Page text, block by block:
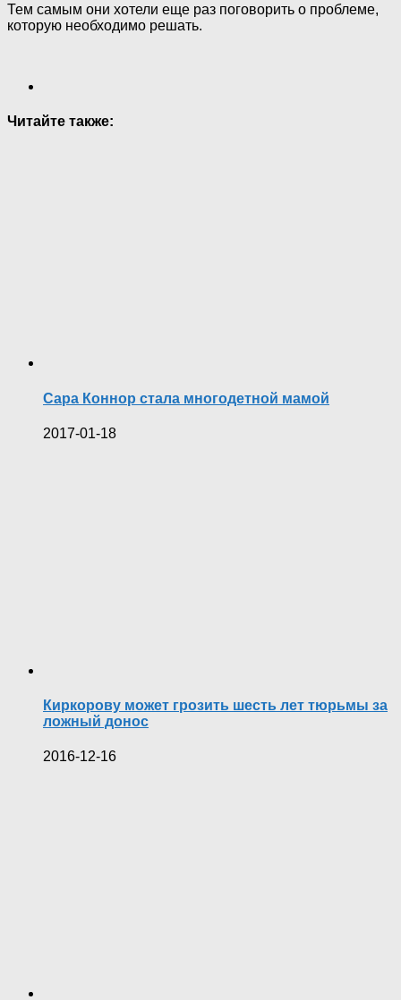
Тем самым они хотели еще раз поговорить о проблеме,
которую необходимо решать.
Читайте также:
Сара Коннор стала многодетной мамой
2017-01-18
Киркорову может грозить шесть лет тюрьмы за
ложный донос
2016-12-16